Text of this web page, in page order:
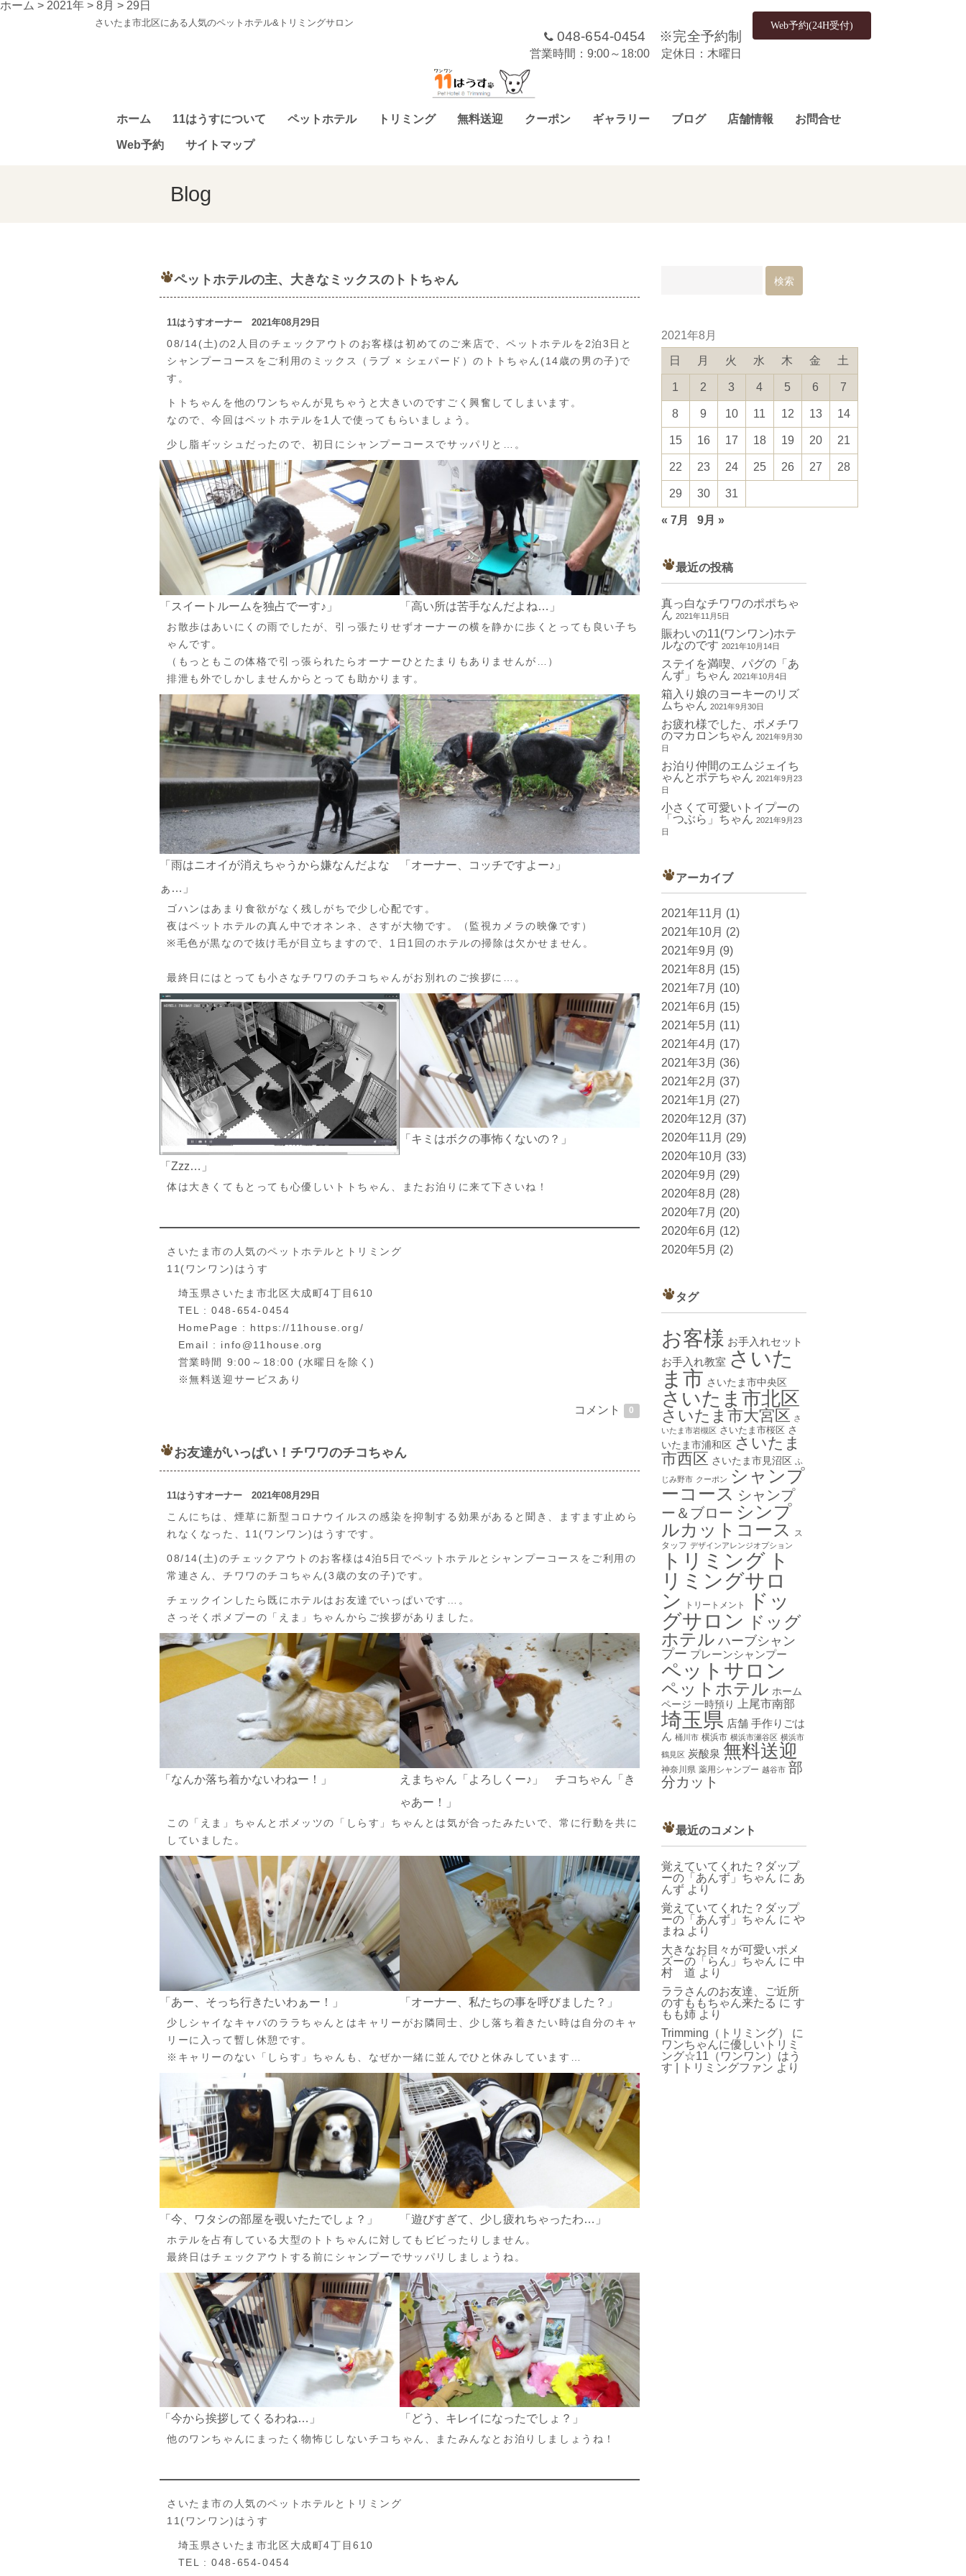
ホーム > 2021年 > 8月 > 29日
さいたま市北区にある人気のペットホテル&トリミングサロン
048-654-0454 ※完全予約制
営業時間：9:00～18:00 定休日：木曜日
Web予約(24H受付)
ホーム 11はうすについて ペットホテル トリミング 無料送迎 クーポン ギャラリー ブログ 店舗情報 お問合せ
Web予約 サイトマップ
Blog
ペットホテルの主、大きなミックスのトトちゃん
11はうすオーナー 2021年08月29日
08/14(土)の2人目のチェックアウトのお客様は初めてのご来店で、ペットホテルを2泊3日と
シャンプーコースをご利用のミックス（ラブ × シェパード）のトトちゃん(14歳の男の子)で
す。
トトちゃんを他のワンちゃんが見ちゃうと大きいのですごく興奮してしまいます。
なので、今回はペットホテルを1人で使ってもらいましょう。
少し脂ギッシュだったので、初日にシャンプーコースでサッパリと…。
「スイートルームを独占でーす♪」 「高い所は苦手なんだよね…」
お散歩はあいにくの雨でしたが、引っ張たりせずオーナーの横を静かに歩くとっても良い子ち
ゃんです。
（もっともこの体格で引っ張られたらオーナーひとたまりもありませんが…）
排泄も外でしかしませんからとっても助かります。
「雨はニオイが消えちゃうから嫌なんだよな
ぁ…」
「オーナー、コッチですよー♪」
ゴハンはあまり食欲がなく残しがちで少し心配です。
夜はペットホテルの真ん中でオネンネ、さすが大物です。（監視カメラの映像です）
※毛色が黒なので抜け毛が目立ちますので、1日1回のホテルの掃除は欠かせません。
最終日にはとっても小さなチワワのチコちゃんがお別れのご挨拶に…。
「Zzz…」
「キミはボクの事怖くないの？」
体は大きくてもとっても心優しいトトちゃん、またお泊りに来て下さいね！
さいたま市の人気のペットホテルとトリミング
11(ワンワン)はうす
埼玉県さいたま市北区大成町4丁目610
TEL : 048-654-0454
HomePage : https://11house.org/
Email : info@11house.org
営業時間 9:00～18:00 (水曜日を除く)
※無料送迎サービスあり
コメント 0
お友達がいっぱい！チワワのチコちゃん
11はうすオーナー 2021年08月29日
こんにちは、煙草に新型コロナウイルスの感染を抑制する効果があると聞き、ますます止めら
れなくなった、11(ワンワン)はうすです。
08/14(土)のチェックアウトのお客様は4泊5日でペットホテルとシャンプーコースをご利用の
常連さん、チワワのチコちゃん(3歳の女の子)です。
チェックインしたら既にホテルはお友達でいっぱいです…。
さっそくポメプーの「えま」ちゃんからご挨拶がありました。
「なんか落ち着かないわねー！」
えまちゃん「よろしくー♪」 チコちゃん「き
ゃあー！」
この「えま」ちゃんとポメッツの「しらす」ちゃんとは気が合ったみたいで、常に行動を共に
していました。
「あー、そっち行きたいわぁー！」 「オーナー、私たちの事を呼びました？」
少しシャイなキャバのララちゃんとはキャリーがお隣同士、少し落ち着きたい時は自分のキャ
リーに入って暫し休憩です。
※キャリーのない「しらす」ちゃんも、なぜか一緒に並んでひと休みしています…
「今、ワタシの部屋を覗いたたでしょ？」 「遊びすぎて、少し疲れちゃったわ…」
ホテルを占有している大型のトトちゃんに対してもビビったりしません。
最終日はチェックアウトする前にシャンプーでサッパリしましょうね。
「今から挨拶してくるわね…」 「どう、キレイになったでしょ？」
他のワンちゃんにまったく物怖じしないチコちゃん、またみんなとお泊りしましょうね！
さいたま市の人気のペットホテルとトリミング
11(ワンワン)はうす
埼玉県さいたま市北区大成町4丁目610
TEL : 048-654-0454
2021年8月
日 月 火 水 木 金 土
1 2 3 4 5 6 7
8 9 10 11 12 13 14
15 16 17 18 19 20 21
22 23 24 25 26 27 28
29 30 31
« 7月 9月 »
最近の投稿
真っ白なチワワのポポちゃ
ん 2021年11月5日
賑わいの11(ワンワン)ホテ
ルなのです 2021年10月14日
ステイを満喫、パグの「あ
んず」ちゃん 2021年10月4日
箱入り娘のヨーキーのリズ
ムちゃん 2021年9月30日
お疲れ様でした、ポメチワ
のマカロンちゃん 2021年9月30
日
お泊り仲間のエムジェイち
ゃんとポテちゃん 2021年9月23
日
小さくて可愛いトイプーの
「つぶら」ちゃん 2021年9月23
日
アーカイブ
2021年11月 (1)
2021年10月 (2)
2021年9月 (9)
2021年8月 (15)
2021年7月 (10)
2021年6月 (15)
2021年5月 (11)
2021年4月 (17)
2021年3月 (36)
2021年2月 (37)
2021年1月 (27)
2020年12月 (37)
2020年11月 (29)
2020年10月 (33)
2020年9月 (29)
2020年8月 (28)
2020年7月 (20)
2020年6月 (12)
2020年5月 (2)
タグ
お客様 お手入れセット
お手入れ教室 さいた
ま市 さいたま市中央区
さいたま市北区
さいたま市大宮区 さ
いたま市岩槻区 さいたま市桜区 さ
いたま市浦和区 さいたま
市西区 さいたま市見沼区 ふ
じみ野市 クーポン
シャンプ
ーコース シャンプ
ー＆ブロー シンプ
ルカットコース
ス
タッフ デザインアレンジオプション
トリミング ト
リミングサロ
ン
トリートメント
ドッ
グサロン ドッグ
ホテル ハーブシャン
プー プレーンシャンプー
ペットサロン
ペットホテル ホーム
ページ 一時預り 上尾市南部
埼玉県 店舗 手作りごは
ん 桶川市 横浜市 横浜市瀬谷区 横浜市
鶴見区 炭酸泉 無料送迎
神奈川県 薬用シャンプー 越谷市 部
分カット
最近のコメント
覚えていてくれた？ダップ
ーの「あんず」ちゃん に あ
んずより
覚えていてくれた？ダップ
ーの「あんず」ちゃん に や
まね より
大きなお目々が可愛いポメ
ズーの「らん」ちゃん に 中
村 道 より
ララさんのお友達、ご近所
のすももちゃん来たる に す
もも姉より
Trimming（トリミング）
に
ワンちゃんに優しいトリミ
ング☆11（ワンワン）はう
す | トリミングファン より